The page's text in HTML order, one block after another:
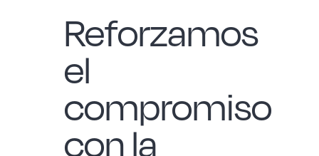
Reforzamos
el
compromiso
con la